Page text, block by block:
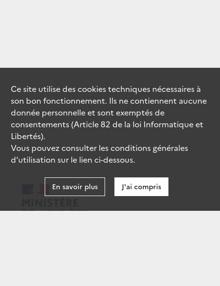
Ce site utilise descookiestechniques nécessaires à
son bon fonctionnement. Ils ne contiennent aucune
donnée personnelle et sont exemptés de
consentements (Article 82 de la loi Informatique et
Libertés).
Vous pouvez consulter les conditions générales
d’utilisation sur le lien ci-dessous.
En savoir plus J'ai compris